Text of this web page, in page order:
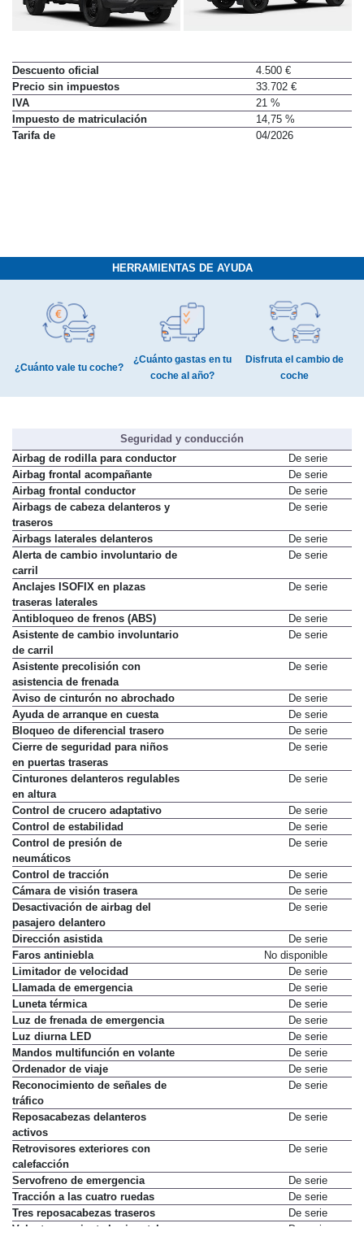
Descuento oficial
4.500 €
Precio sin impuestos
33.702 €
IVA
21 %
Impuesto de matriculación
14,75 %
Tarifa de
04/2026
HERRAMIENTAS DE AYUDA
¿Cuánto vale tu coche?
¿Cuánto gastas en tu
coche al año?
Disfruta el cambio de
coche
Seguridad y conducción
Airbag de rodilla para conductor
De serie
Airbag frontal acompañante
De serie
Airbag frontal conductor
De serie
Airbags de cabeza delanteros y
traseros
De serie
Airbags laterales delanteros
De serie
Alerta de cambio involuntario de
carril
De serie
Anclajes ISOFIX en plazas
traseras laterales
De serie
Antibloqueo de frenos (ABS)
De serie
Asistente de cambio involuntario
de carril
De serie
Asistente precolisión con
asistencia de frenada
De serie
Aviso de cinturón no abrochado
De serie
Ayuda de arranque en cuesta
De serie
Bloqueo de diferencial trasero
De serie
Cierre de seguridad para niños
en puertas traseras
De serie
Cinturones delanteros regulables
en altura
De serie
Control de crucero adaptativo
De serie
Control de estabilidad
De serie
Control de presión de
neumáticos
De serie
Control de tracción
De serie
Cámara de visión trasera
De serie
Desactivación de airbag del
pasajero delantero
De serie
Dirección asistida
De serie
Faros antiniebla
No disponible
Limitador de velocidad
De serie
Llamada de emergencia
De serie
Luneta térmica
De serie
Luz de frenada de emergencia
De serie
Luz diurna LED
De serie
Mandos multifunción en volante
De serie
Ordenador de viaje
De serie
Reconocimiento de señales de
tráfico
De serie
Reposacabezas delanteros
activos
De serie
Retrovisores exteriores con
calefacción
De serie
Servofreno de emergencia
De serie
Tracción a las cuatro ruedas
De serie
Tres reposacabezas traseros
De serie
Volante con ajuste horizontal
De serie